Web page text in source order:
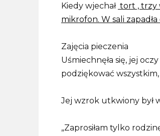
Kiedy wjechał tort , trzy
mikrofon. W sali zapadła
Zajęcia pieczenia
Uśmiechnęła się, jej
podziękować
Jej wzrok utkwiony był
„Zaprosiłam tylko